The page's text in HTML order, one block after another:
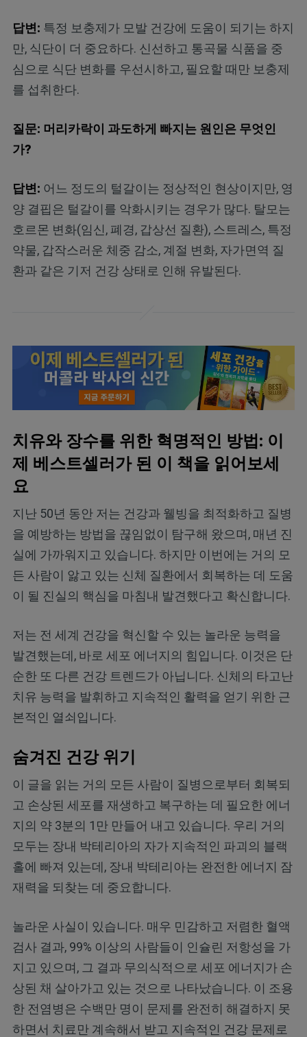
답변: 특정 보충제가 모발 건강에 도움이 되기는 하지
만, 식단이 더 중요하다. 신선하고 통곡물 식품을 중
심으로 식단 변화를 우선시하고, 필요할 때만 보충제
를 섭취한다.
질문: 머리카락이 과도하게 빠지는 원인은 무엇인
가?
답변: 어느 정도의 털갈이는 정상적인 현상이지만, 영
양 결핍은 털갈이를 악화시키는 경우가 많다. 탈모는
호르몬 변화(임신, 폐경, 갑상선 질환), 스트레스, 특정
약물, 갑작스러운 체중 감소, 계절 변화, 자가면역 질
환과 같은 기저 건강 상태로 인해 유발된다.
치유와 장수를 위한 혁명적인 방법: 이
제 베스트셀러가 된 이 책을 읽어보세
요
지난 50년 동안 저는 건강과 웰빙을 최적화하고 질병
을 예방하는 방법을 끊임없이 탐구해 왔으며, 매년 진
실에 가까워지고 있습니다. 하지만 이번에는 거의 모
든 사람이 앓고 있는 신체 질환에서 회복하는 데 도움
이 될 진실의 핵심을 마침내 발견했다고 확신합니다.
저는 전 세계 건강을 혁신할 수 있는 놀라운 능력을
발견했는데, 바로 세포 에너지의 힘입니다. 이것은 단
순한 또 다른 건강 트렌드가 아닙니다. 신체의 타고난
치유 능력을 발휘하고 지속적인 활력을 얻기 위한 근
본적인 열쇠입니다.
숨겨진 건강 위기
이 글을 읽는 거의 모든 사람이 질병으로부터 회복되
고 손상된 세포를 재생하고 복구하는 데 필요한 에너
지의 약 3분의 1만 만들어 내고 있습니다. 우리 거의
모두는 장내 박테리아의 자가 지속적인 파괴의 블랙
홀에 빠져 있는데, 장내 박테리아는 완전한 에너지 잠
재력을 되찾는 데 중요합니다.
놀라운 사실이 있습니다. 매우 민감하고 저렴한 혈액
검사 결과, 99% 이상의 사람들이 인슐린 저항성을 가
지고 있으며, 그 결과 무의식적으로 세포 에너지가 손
상된 채 살아가고 있는 것으로 나타났습니다. 이 조용
한 전염병은 수백만 명이 문제를 완전히 해결하지 못
하면서 치료만 계속해서 받고 지속적인 건강 문제로